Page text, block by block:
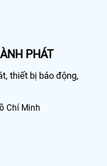
PHÁT
thiết bị báo động,
Chí Minh